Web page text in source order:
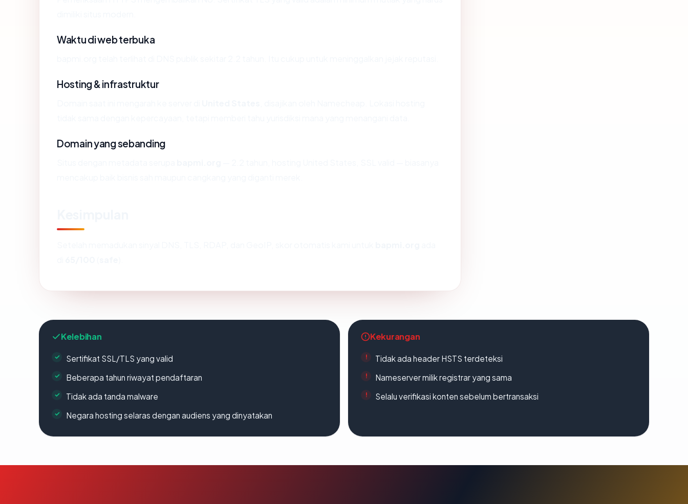
Waktu di web terbuka
Hosting & infrastruktur
Domain yang sebanding
Kelebihan
Sertifikat SSL/TLS yang valid
Beberapa tahun riwayat pendaftaran
Tidak ada tanda malware
Negara hosting selaras dengan audiens yang dinyatakan
Kekurangan
Tidak ada header HSTS terdeteksi
Nameserver milik registrar yang sama
Selalu verifikasi konten sebelum bertransaksi